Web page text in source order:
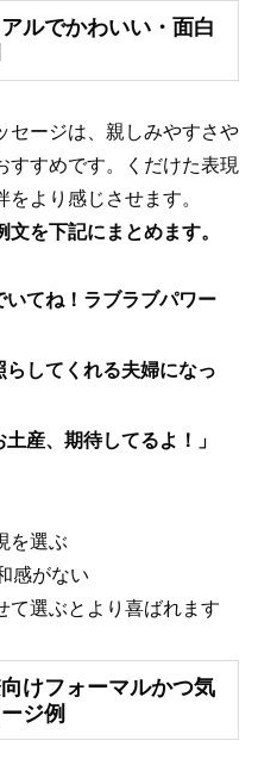
ルでかわいい・面白
セージは、親しみやすさや
すすめです。くだけた表現
より感じさせます。
を下記にまとめます。
いてね！ラブラブパワー
らしてくれる夫婦になっ
産、期待してるよ！」
を選ぶ
感がない
て選ぶとより喜ばれます
けフォーマルかつ気
ジ例